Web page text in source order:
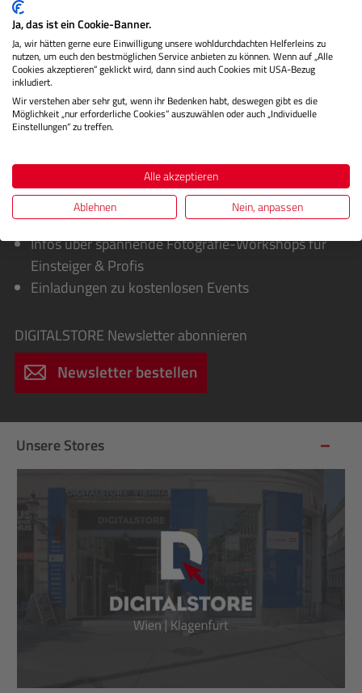
Bewertungen
Sie erhalten von uns:
Exklusive Sonderaktionen, Cashbacks &
Sofortrabatte
Infos über spannende Fotografie-Workshops für
Einsteiger & Profis
Einladungen zu kostenlosen Events
DIGITALSTORE Newsletter abonnieren
Newsletter bestellen
Unsere Stores
Ja, das ist ein Cookie-Banner.
Ja, wir hätten gerne eure Einwilligung unsere wohldurchdachten Helferleins zu
nutzen, um euch den bestmöglichen Service anbieten zu können. Wenn auf „Alle
Cookies akzeptieren“ geklickt wird, dann sind auch Cookies mit USA-Bezug
inkludiert.
Wir verstehen aber sehr gut, wenn ihr Bedenken habt, deswegen gibt es die
Möglichkeit „nur erforderliche Cookies“ auszuwählen oder auch „Individuelle
Einstellungen“ zu treffen.
Alle akzeptieren
Ablehnen
Nein, anpassen